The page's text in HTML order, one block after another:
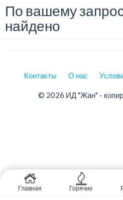
По вашему
найдено
Контакты О нас
© 2026 ИД "Жан" -
Главная Горячие